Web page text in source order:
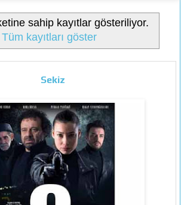
sahip kayıtlar gösteriliyor.
Tüm kayıtları göster
Sekiz